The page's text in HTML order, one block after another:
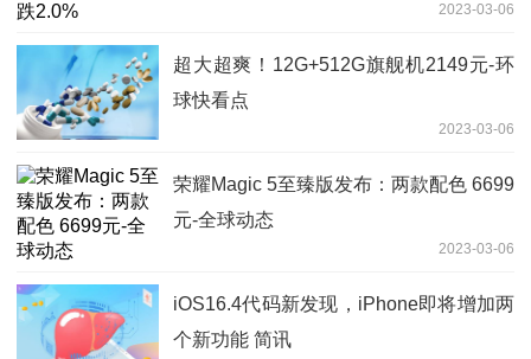
2023-03-06
超大超爽！12G+512G旗舰机2149元-环
球快看点
2023-03-06
荣耀Magic 5至臻版发布：两款配色 6699
元-全球动态
2023-03-06
iOS16.4代码新发现，iPhone即将增加两
个新功能 简讯